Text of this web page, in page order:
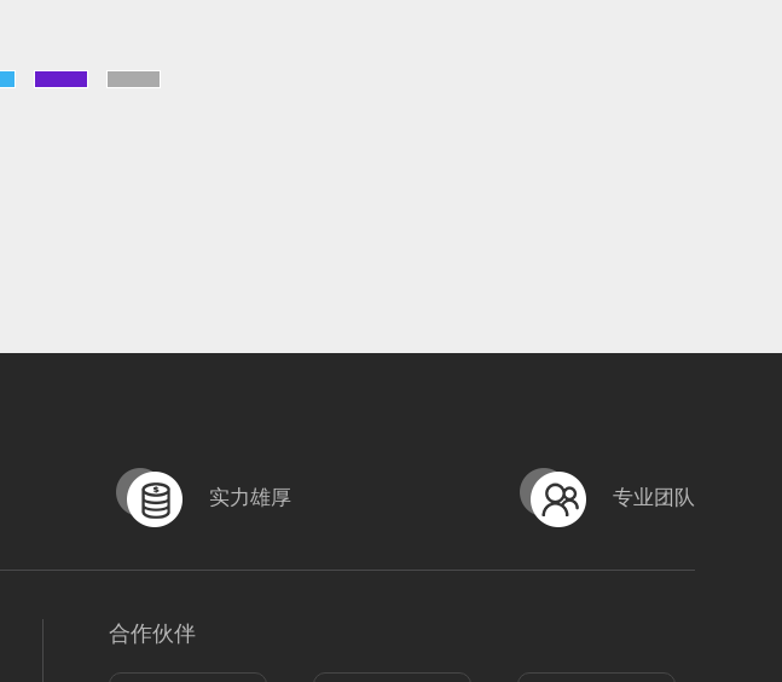
实力雄厚 专业团队
合作伙伴